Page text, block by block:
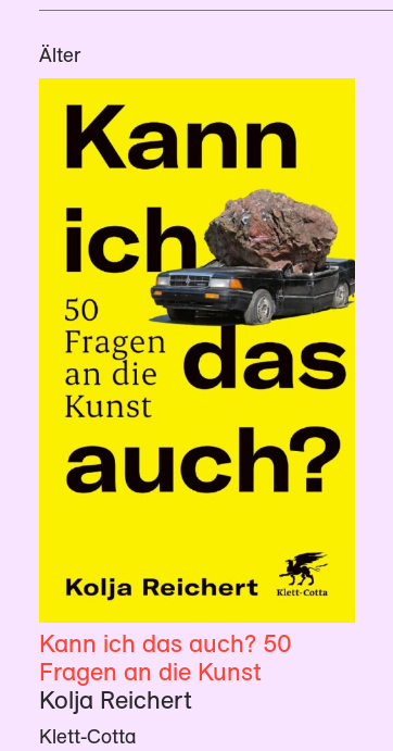
Älter
Kann ich das auch? 50
Fragen an die Kunst
Kolja Reichert
Klett-Cotta